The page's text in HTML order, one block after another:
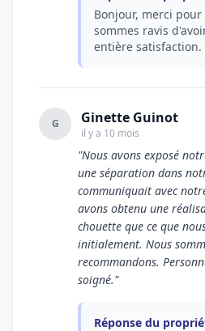
Bonjour, merci
sommes ravis
entière satisfaction.
G Ginette Guinot
il y a 10 mois
"Nous avons exposé
une séparation dans
communiquait avec
avons obtenu une
chouette que ce que
initialement. Nous
recommandons.
soigné."
Réponse du